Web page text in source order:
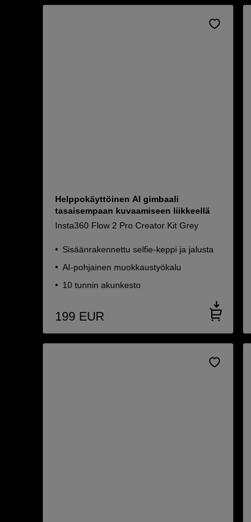
Helppokäyttöinen AI gimbaali
tasaisempaan kuvaamiseen liikkeellä
Insta360 Flow 2 Pro Creator Kit Grey
Sisäänrakennettu selfie-keppi ja jalusta
AI-pohjainen muokkaustyökalu
10 tunnin akunkesto
199 EUR